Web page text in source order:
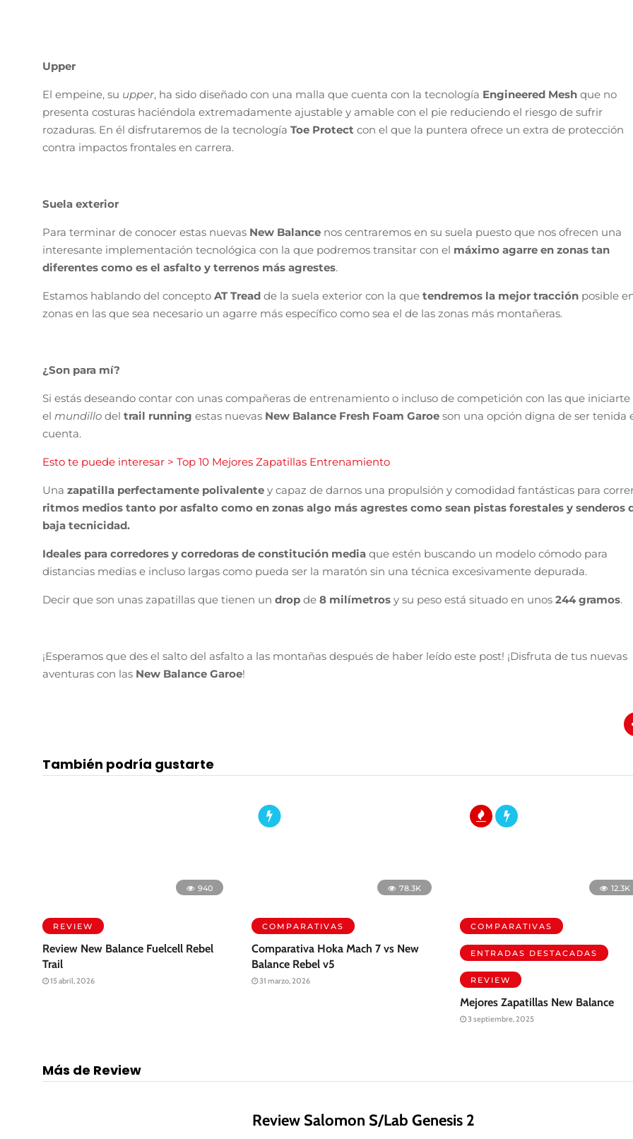
Upper
El empeine, su upper, ha sido diseñado con una malla que cuenta con la tecnología Engineered Mesh que no
presenta costuras haciéndola extremadamente ajustable y amable con el pie reduciendo el riesgo de sufrir
rozaduras. En él disfrutaremos de la tecnología Toe Protect con el que la puntera ofrece un extra de protección
contra impactos frontales en carrera.
Suela exterior
Para terminar de conocer estas nuevas New Balance nos centraremos en su suela puesto que nos ofrecen una
interesante implementación tecnológica con la que podremos transitar con el máximo agarre en zonas tan
diferentes como es el asfalto y terrenos más agrestes.
Estamos hablando del concepto AT Tread de la suela exterior con la que tendremos la mejor tracción posible
zonas en las que sea necesario un agarre más específico como sea el de las zonas más montañeras.
¿Son para mí?
Si estás deseando contar con unas compañeras de entrenamiento o incluso de competición con las que iniciarte
el mundillo del trail running estas nuevas New Balance Fresh Foam Garoe son una opción digna de ser tenida
cuenta.
Esto te puede interesar > Top 10 Mejores Zapatillas Entrenamiento
Una zapatilla perfectamente polivalente y capaz de darnos una propulsión y comodidad fantásticas para
ritmos medios tanto por asfalto como en zonas algo más agrestes como sean pistas forestales y senderos
baja tecnicidad.
Ideales para corredores y corredoras de constitución media que estén buscando un modelo cómodo para
distancias medias e incluso largas como pueda ser la maratón sin una técnica excesivamente depurada.
Decir que son unas zapatillas que tienen un drop de 8 milímetros y su peso está situado en unos 244 gramos.
¡Esperamos que des el salto del asfalto a las montañas después de haber leído este post! ¡Disfruta de tus nuevas
aventuras con las New Balance Garoe!
También podría gustarte
COMPARATIVAS COMPARATIVAS
3 septiembre, 2025
Más de Review
Review Salomon S/Lab Genesis 2